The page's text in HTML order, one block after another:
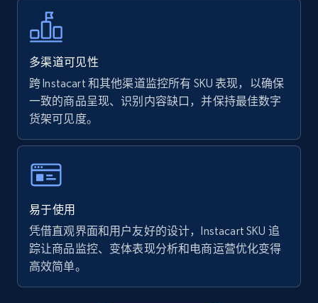
Walmart - products - Find new products by
using specific category URL
URL, Final price, Sku, Currency, Gtin,
Specifications, Image urls, Top reviews, and
more.
specific keywords
URL, Final price, Sku, Currency, Gtin,
Specifications, Image urls, Top reviews, and
more.
多渠道可见性
跨 Instacart 和其他渠道监控所有 SKU 表现，以确保
一致的商品呈现、识别内容缺口，并保持最佳数字
货架可见度。
易于使用
凭借直观界面和用户友好的设计，Instacart SKU 追
踪让商品监控、变体表现分析和电商运营优化变得
高效简单。